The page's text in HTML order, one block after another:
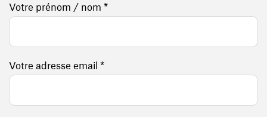
Votre prénom / nom *
Votre adresse email *